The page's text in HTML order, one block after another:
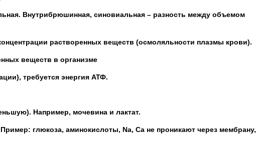
Внутрибрюшинная, синовиальная – разность между объемом
растворенных веществ (осмоляльности плазмы крови).
веществ в организме
требуется энергия АТФ.
Например, мочевина и лактат.
глюкоза, аминокислоты, Na, Ca не проникают через мембрану,